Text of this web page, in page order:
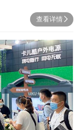
查看详情 next